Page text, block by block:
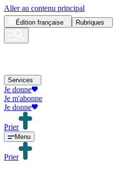
Aller au contenu principal
Édition française Rubriques
Services
Je donne
Je m'abonne
Je donne
Prier
Menu
Prier